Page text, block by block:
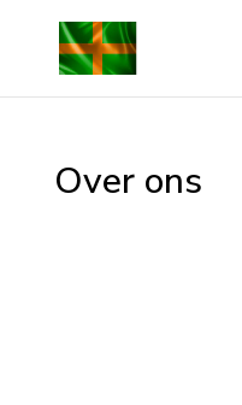
Over ons